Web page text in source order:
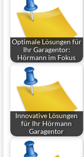
Optimale Lösungen für
Ihr Garagentor:
Hörmann im Fokus
Innovative Lösungen
für Ihr Hörmann
Garagentor